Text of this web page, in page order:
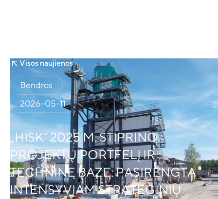
Visos naujienos
Bendros
2026-05-11
„HISK“ 2025 M. STIPRINO
PROJEKTŲ PORTFELĮ IR
TECHNINĘ BAZĘ: PASIRENGTA
INTENSYVIAM STRATEGINIŲ